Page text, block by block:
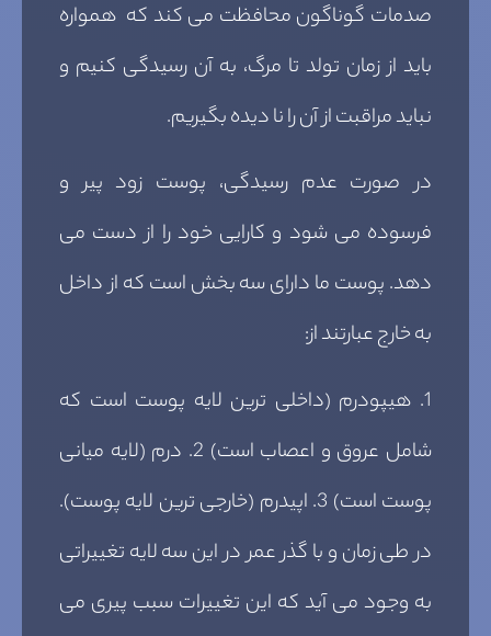
صدمات گوناگون محافظت می کند که همواره
باید از زمان تولد تا مرگ، به آن رسیدگی کنیم و
نباید مراقبت از آن را نا دیده بگیریم.
در صورت عدم رسیدگی، پوست زود پیر و
فرسوده می شود و کارایی خود را از دست می
دهد. پوست ما دارای سه بخش است که از داخل
به خارج عبارتند از:
1. هیپودرم (داخلی ترین لایه پوست است که
شامل عروق و اعصاب است) 2. درم (لایه میانی
پوست است) 3. اپیدرم (خارجی ترین لایه پوست).
در طی زمان و با گذر عمر در این سه لایه تغییراتی
به وجود می آید که این تغییرات سبب پیری می